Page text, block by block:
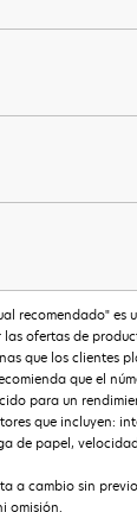
recomendado" es
ofertas de
que los clientes
que el
para un
que incluyen:
de papel,
a cambio sin
omisión.